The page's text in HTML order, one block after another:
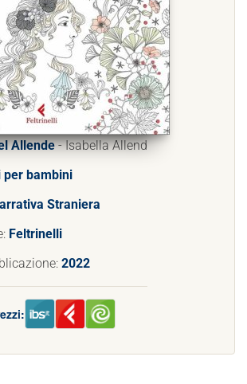
Allende- Isabella Allend
per bambini
Straniera
Feltrinelli
2022